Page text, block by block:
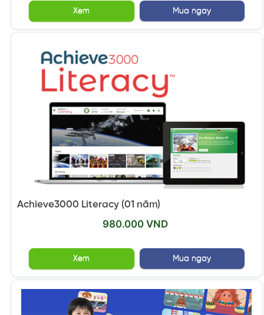
Xem Mua ngay
Achieve3000 Literacy (01 năm)
980.000 VND
Xem Mua ngay